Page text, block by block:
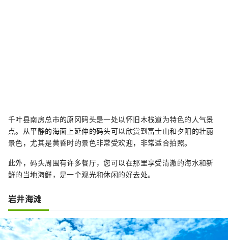
千叶县南房总市的原冈码头是一处以怀旧木栈道为特色的人气景
点。从平静的海面上延伸的码头可以欣赏到富士山和夕阳的壮丽
景色，尤其是黄昏时的景色非常受欢迎，非常适合拍照。
此外，码头周围有许多餐厅，您可以在那里享受清澈的海水和新
鲜的当地海鲜，是一个观光和休闲的好去处。
岩井海滩